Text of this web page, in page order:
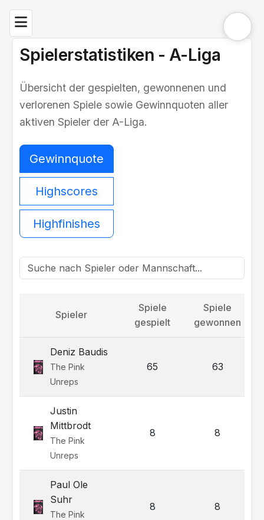
Spielerstatistiken - A-Liga
Übersicht der gespielten, gewonnenen und
verlorenen Spiele sowie Gewinnquoten aller
aktiven Spieler der A-Liga.
Gewinnquote
Highscores
Highfinishes
Spieler
Spiele
gespielt
Spiele
gewonnen
Deniz Baudis
The Pink
Unreps
65 63
Justin
Mittbrodt
The Pink
Unreps
8 8
Paul Ole
Suhr
The Pink
8 8